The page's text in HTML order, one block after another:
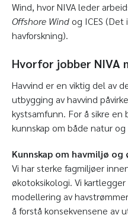
Wind, hvor NIVA leder
Offshore Wind og ICES
havforskning).
Hvorfor jobber NIVA
Havvind er en viktig del av
utbygging av havvind
kystsamfunn. For å sikre
kunnskap om både natur
Kunnskap om havmiljø og
Vi har sterke fagmiljøer
økotoksikologi. Vi
modellering av
å forstå konsekvensene av